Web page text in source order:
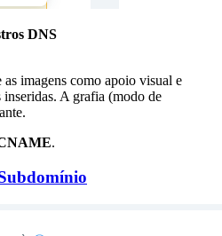
DNS
imagens como apoio visual e
A grafia (modo de
.